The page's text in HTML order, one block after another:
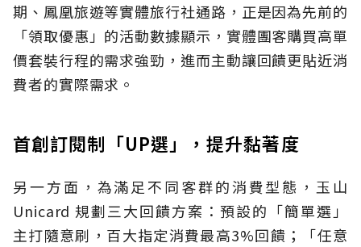
期、鳳凰旅遊等實體旅行社通路，正是因為先前的
「領取優惠」的活動數據顯示，實體團客購買高單
價套裝行程的需求強勁，進而主動讓回饋更貼近消
費者的實際需求。
首創訂閱制「UP選」，提升黏著度
另一方面，為滿足不同客群的消費型態，玉山
Unicard 規劃三大回饋方案：預設的「簡單選」
主打隨意刷，百大指定消費最高3%回饋；「任意